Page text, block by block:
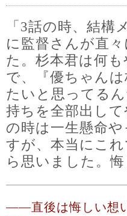
「3話の時、結
に監督さんが直
た。杉本君は何
で、『優ちゃん
たいと思ってる
持ちを全部出し
の時は一生懸命
すが、本当にこ
ら思いました。
――直後は悔しい想